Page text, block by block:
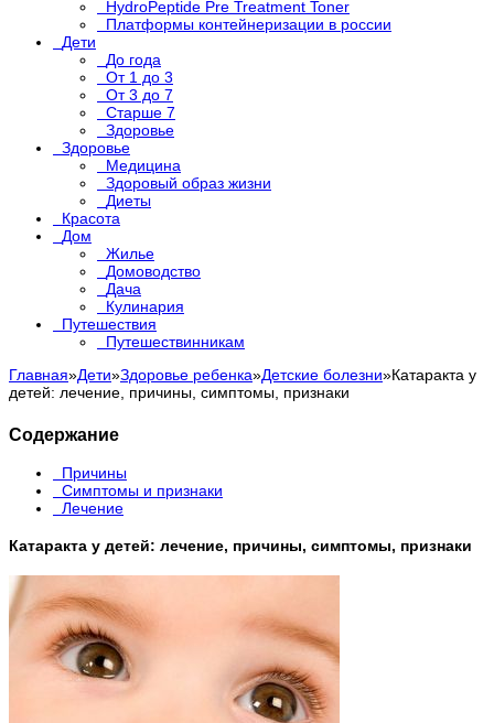
HydroPeptide Pre Treatment Toner
Платформы контейнеризации в россии
Дети
До года
От 1 до 3
От 3 до 7
Старше 7
Здоровье
Здоровье
Медицина
Здоровый образ жизни
Диеты
Красота
Дом
Жилье
Домоводство
Дача
Кулинария
Путешествия
Путешествинникам
Главная»Дети»Здоровье ребенка»Детские болезни»Катаракта у
детей: лечение, причины, симптомы, признаки
Содержание
Причины
Симптомы и признаки
Лечение
Катаракта у детей: лечение, причины, симптомы, признаки